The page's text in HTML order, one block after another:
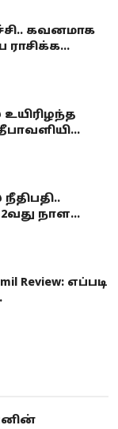
கவனமாக
நாள...
Review: எப்படி